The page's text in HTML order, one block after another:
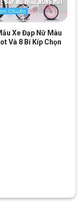
cho bé
hao mòn, tạo độ
đạp trẻ em 16 inch
Xe Đạp Nữ Màu
Và 8 Bí Kíp Chọn